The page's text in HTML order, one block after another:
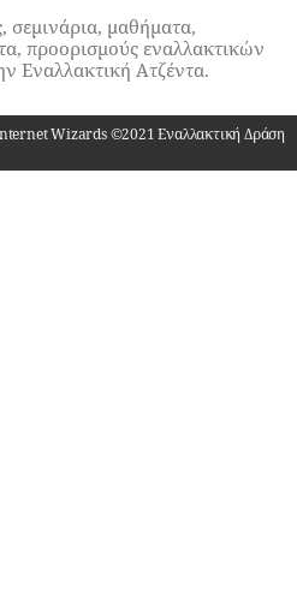
σεμινάρια, μαθήματα,
προορισμούς εναλλακτικών
Εναλλακτική Ατζέντα.
Wizards ©2021 Εναλλακτική Δράση